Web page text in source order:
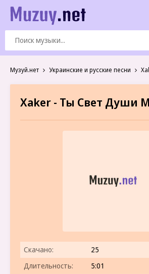
Музуй.нет Украинские и русские песни
Xaker - Ты Свет Души
Скачано:
25
Длительность:
5:01